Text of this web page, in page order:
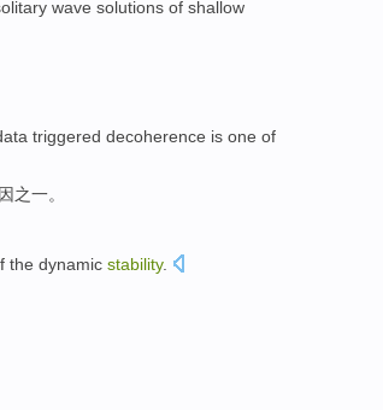
wave solutions of shallow
triggered decoherence is one of
之一。
the dynamic stability.